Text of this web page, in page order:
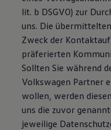
lit. b DSGVO) zur
uns. Die
Zweck der
präferierten
Sollten Sie während
Volkswagen Partner
wollen, werden
uns die zuvor
jeweilige